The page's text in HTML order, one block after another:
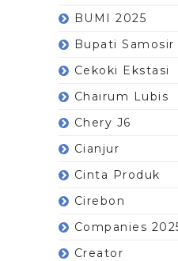
BUMI 2025
Bupati Samosir
Cekoki Ekstasi
Chairum Lubis
Chery J6
Cianjur
Cinta Produk
Cirebon
Companies
Creator